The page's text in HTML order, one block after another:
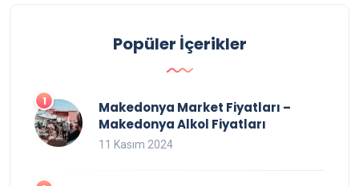
Popüler İçerikler
Makedonya Market Fiyatları –
Makedonya Alkol Fiyatları
11 Kasım 2024